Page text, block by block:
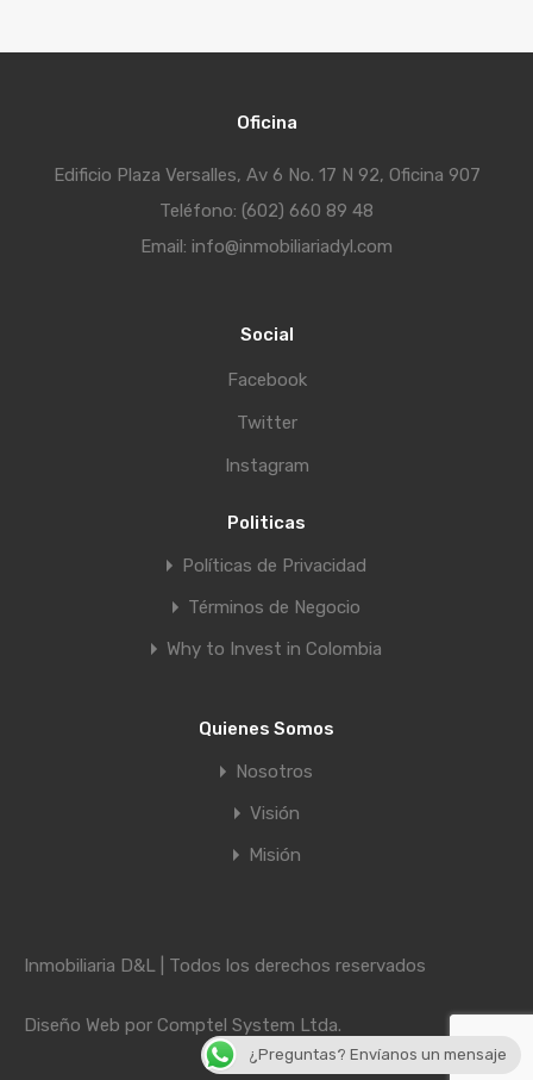
Oficina
Edificio Plaza Versalles, Av 6 No. 17 N 92, Oficina 907
Teléfono: (602) 660 89 48
Email: info@inmobiliariadyl.com
Social
Facebook
Twitter
Instagram
Politicas
Políticas de Privacidad
Términos de Negocio
Why to Invest in Colombia
Quienes Somos
Nosotros
Visión
Misión
Inmobiliaria D&L | Todos los derechos reservados
Diseño Web por Comptel System Ltda.
¿Preguntas? Envíanos un mensaje